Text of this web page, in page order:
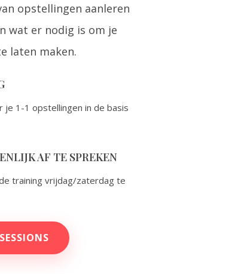
opstellingen aanleren
wat er nodig is om je
laten maken.
je 1-1 opstellingen in de basis
AF TE SPREKEN
training vrijdag/zaterdag te